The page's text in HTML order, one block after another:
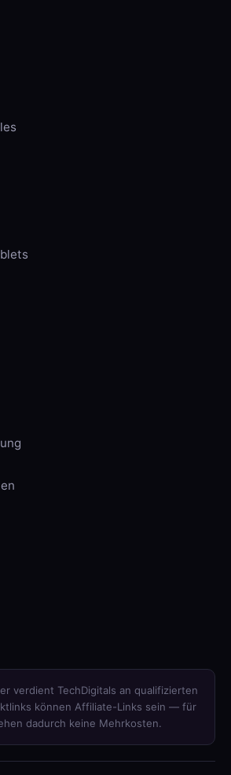
verdient TechDigitals an qualifizierten
können Affiliate-Links sein — für
dadurch keine Mehrkosten.